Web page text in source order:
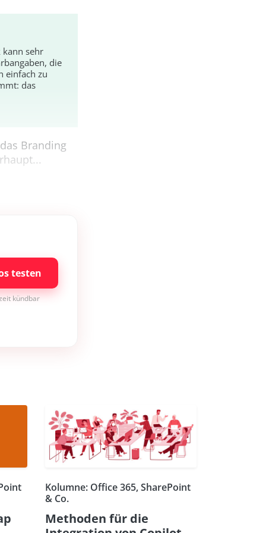
sehr
die
einfach zu
das
Branding
testen
kündbar
Kolumne: Office 365, SharePoint
& Co.
Methoden für die